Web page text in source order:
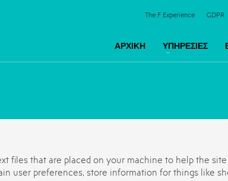
The F Experience GDPR
ΑΡΧΙΚΗ ΥΠΗΡΕΣΙΕΣ
files that are placed on your machine to help the
user preferences, store information for things like